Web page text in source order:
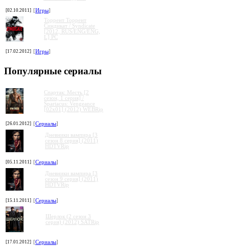
[02.10.2011] [Игры]
Торрент Торрент
Cиндикат / Syndicate
[2012, RUS/ENG/ENG,
L] PC
[17.02.2012] [Игры]
Популярные сериалы
Спартак: Месть [2
сезон, 1 серия] /
Spartacus: Vengeance
[02x01] (2012) WEBRip
[26.01.2012] [Сериалы]
Дневники вампира [3
сезон 8 серия] (2011)
HDTVRip
[05.11.2011] [Сериалы]
Дневники вампира [3
сезон 9 серия] (2011)
HDTVRip
[15.11.2011] [Сериалы]
Шерлок (2 сезон 3
серия) (2012) SATRip
[17.01.2012] [Сериалы]